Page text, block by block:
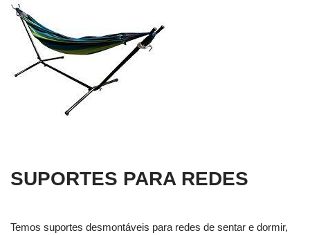
SUPORTES PARA REDES
Temos suportes desmontáveis para redes de sentar e dormir,